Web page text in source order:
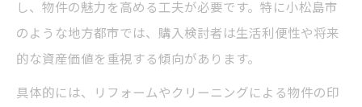
し、物件の魅力を高める工夫が必要です。特に小松島市
のような地方都市では、購入検討者は生活利便性や将来
的な資産価値を重視する傾向があります。
具体的には、リフォームやクリーニングによる物件の印